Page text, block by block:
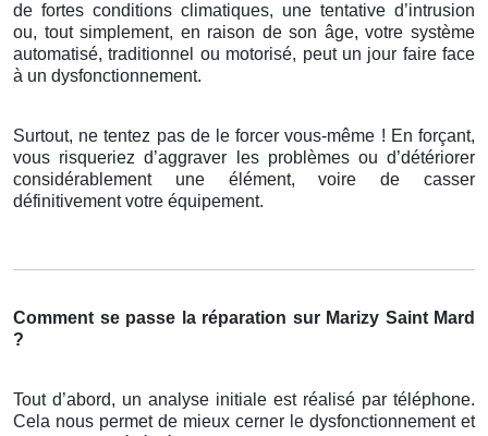
de fortes conditions climatiques, une tentative d’intrusion
ou, tout simplement, en raison de son âge, votre système
automatisé, traditionnel ou motorisé, peut un jour faire face
à un dysfonctionnement.
Surtout, ne tentez pas de le forcer vous-même ! En forçant,
vous risqueriez d’aggraver les problèmes ou d’détériorer
considérablement une élément, voire de casser
définitivement votre équipement.
Comment se passe la réparation sur Marizy Saint Mard
?
Tout d’abord, un analyse initiale est réalisé par téléphone.
Cela nous permet de mieux cerner le dysfonctionnement et